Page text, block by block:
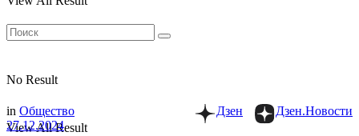
No Result
View All Result
Дзен.Новости
Дзен
in Общество
27.12.2024